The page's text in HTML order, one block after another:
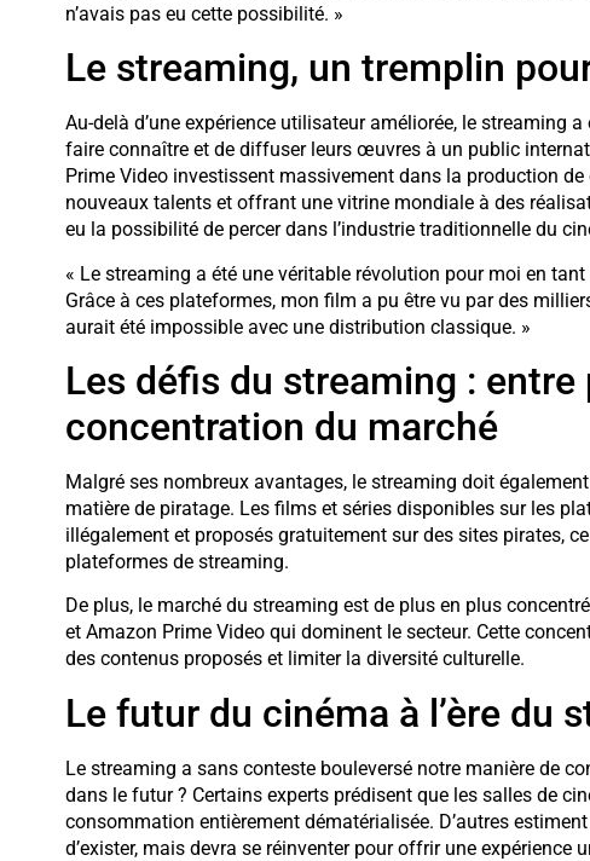
n’avais pas eu cette possibilité. »
Le streaming, un tremplin
Au-delà d’une expérience utilisateur améliorée, le streaming
faire connaître et de diffuser leurs œuvres à un public
Prime Video investissent massivement dans la production
nouveaux talents et offrant une vitrine mondiale à des
eu la possibilité de percer dans l’industrie traditionnelle du
« Le streaming a été une véritable révolution pour moi en
Grâce à ces plateformes, mon film a pu être vu par des
aurait été impossible avec une distribution classique. »
Les défis du streaming : entre
concentration du marché
Malgré ses nombreux avantages, le streaming doit
matière de piratage. Les films et séries disponibles sur les
illégalement et proposés gratuitement sur des sites pirates,
plateformes de streaming.
De plus, le marché du streaming est de plus en plus
et Amazon Prime Video qui dominent le secteur. Cette
des contenus proposés et limiter la diversité culturelle.
Le futur du cinéma à l’ère du
Le streaming a sans conteste bouleversé notre manière de
dans le futur ? Certains experts prédisent que les salles de
consommation entièrement dématérialisée. D’autres
d’exister, mais devra se réinventer pour offrir une expérience